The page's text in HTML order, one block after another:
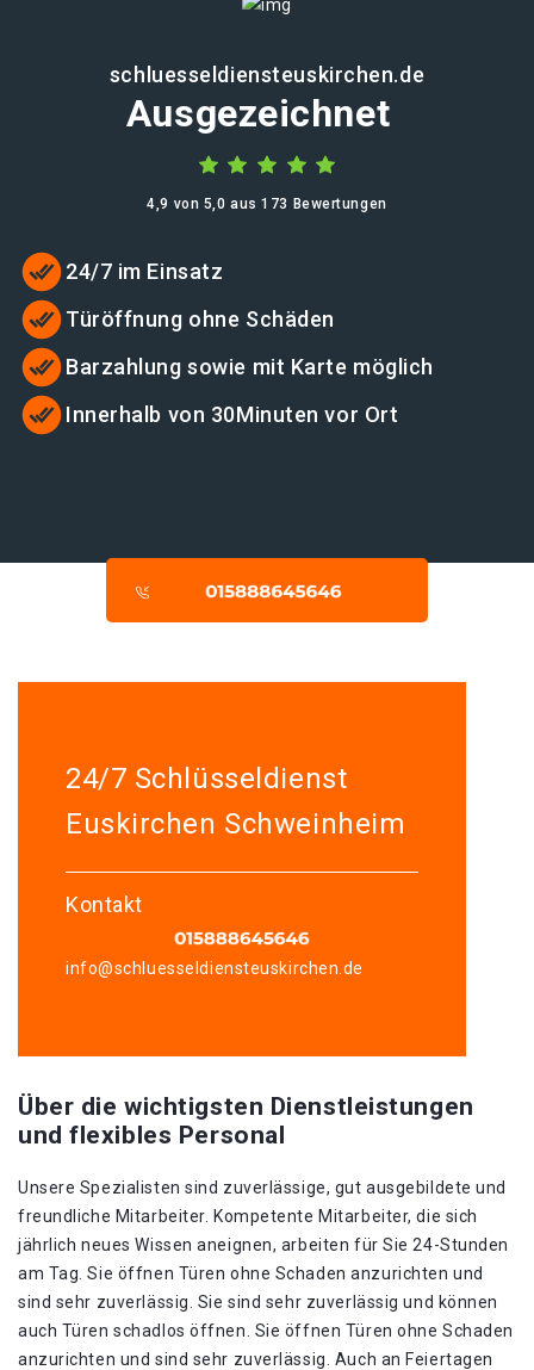
schluesseldiensteuskirchen.de
Ausgezeichnet
4,9 von 5,0 aus 173 Bewertungen
24/7 im Einsatz
Türöffnung ohne Schäden
Barzahlung sowie mit Karte möglich
Innerhalb von 30Minuten vor Ort
24/7 Schlüsseldienst
Euskirchen Schweinheim
Kontakt
info@schluesseldiensteuskirchen.de
Über die wichtigsten Dienstleistungen
und flexibles Personal
Unsere Spezialisten sind zuverlässige, gut ausgebildete und
freundliche Mitarbeiter. Kompetente Mitarbeiter, die sich
jährlich neues Wissen aneignen, arbeiten für Sie 24-Stunden
am Tag. Sie öffnen Türen ohne Schaden anzurichten und
sind sehr zuverlässig. Sie sind sehr zuverlässig und können
auch Türen schadlos öffnen. Sie öffnen Türen ohne Schaden
anzurichten und sind sehr zuverlässig. Auch an Feiertagen